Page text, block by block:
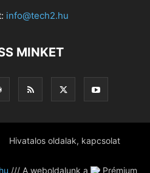
info@tech2.hu
MINKET
Hivatalos oldalak, kapcsolat
/// A weboldalunk a Prémium